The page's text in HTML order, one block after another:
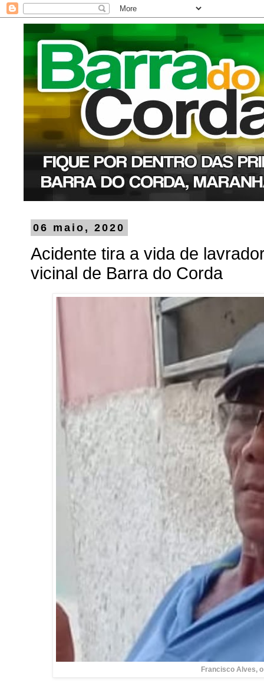
06 maio, 2020
Acidente tira a vida de
vicinal de Barra do Corda
Francisco Alves,